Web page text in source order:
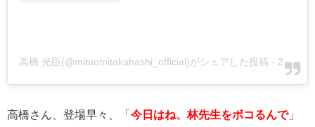
高橋 光臣(@mituomitakahashi_official)がシェアした投稿 - 2019年11月月20日午前4時51分PST
高橋さん、登場早々、「今日はね、林先生をボコるんで」